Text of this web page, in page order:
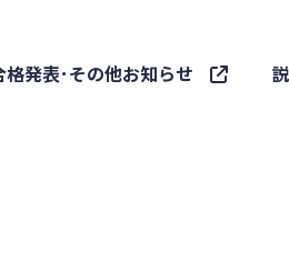
格発表･その他お知らせ